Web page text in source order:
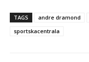
TAGS andre dramond
sportskacentrala